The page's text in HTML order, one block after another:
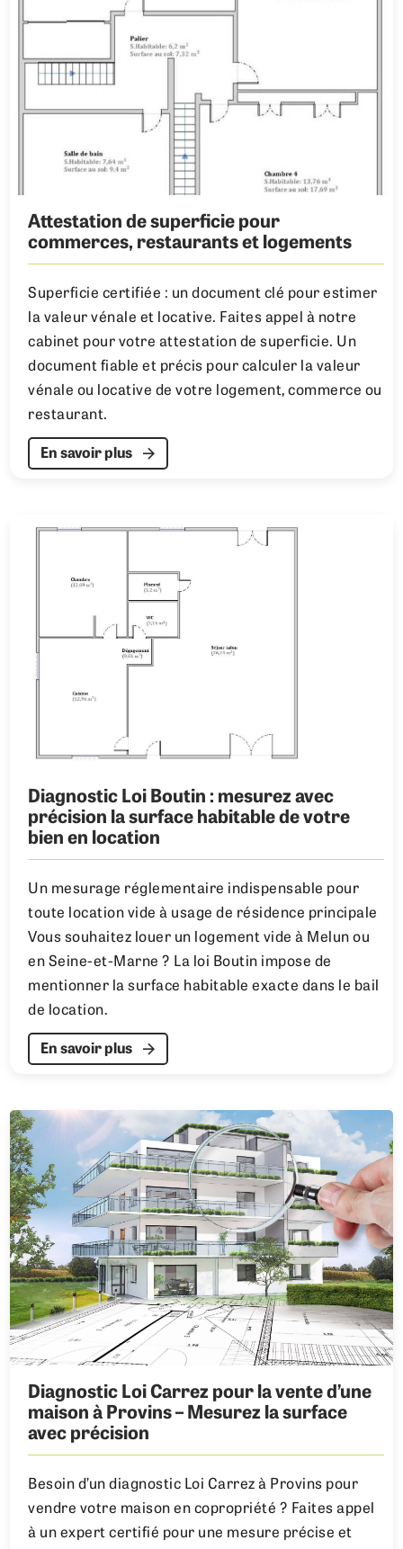
Attestation de superficie pour
commerces, restaurants et logements
Superficie certifiée : un document clé pour estimer
la valeur vénale et locative. Faites appel à notre
cabinet pour votre attestation de superficie. Un
document fiable et précis pour calculer la valeur
vénale ou locative de votre logement, commerce ou
restaurant.
En savoir plus
Diagnostic Loi Boutin : mesurez avec
précision la surface habitable de votre
bien en location
Un mesurage réglementaire indispensable pour
toute location vide à usage de résidence principale
Vous souhaitez louer un logement vide à Melun ou
en Seine-et-Marne ? La loi Boutin impose de
mentionner la surface habitable exacte dans le bail
de location.
En savoir plus
Diagnostic Loi Carrez pour la vente d’une
maison à Provins – Mesurez la surface
avec précision
Besoin d’un diagnostic Loi Carrez à Provins pour
vendre votre maison en copropriété ? Faites appel
à un expert certifié pour une mesure précise et